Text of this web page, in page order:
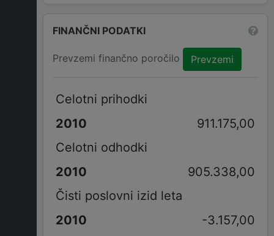
FINANČNI PODATKI
Prevzemi finančno poročilo Prevzemi
Celotni prihodki
911.175,00
Celotni odhodki
905.338,00
Čisti poslovni izid leta
-3.157,00